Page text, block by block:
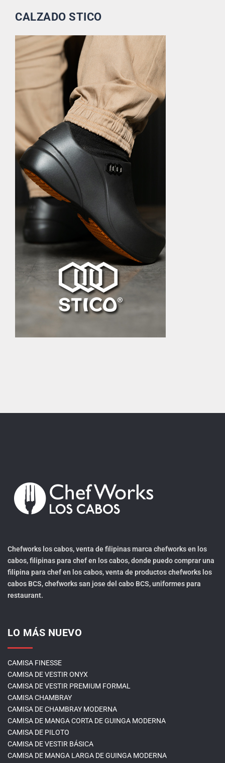
CALZADO STICO
Chefworks los cabos, venta de filipinas marca chefworks en los
cabos, filipinas para chef en los cabos, donde puedo comprar una
filipina para chef en los cabos, venta de productos chefworks los
cabos BCS, chefworks san jose del cabo BCS, uniformes para
restaurant.
LO MÁS NUEVO
CAMISA FINESSE
CAMISA DE VESTIR ONYX
CAMISA DE VESTIR PREMIUM FORMAL
CAMISA CHAMBRAY
CAMISA DE CHAMBRAY MODERNA
CAMISA DE MANGA CORTA DE GUINGA MODERNA
CAMISA DE PILOTO
CAMISA DE VESTIR BÁSICA
CAMISA DE MANGA LARGA DE GUINGA MODERNA